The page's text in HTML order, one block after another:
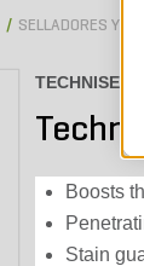
SELLADORES Y
Boosts
Stain